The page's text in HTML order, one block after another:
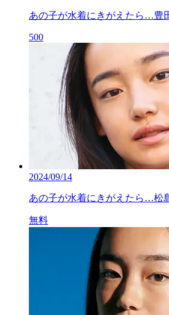
あの子が水着にきがえたら…豊
500
2024/09/14
あの子が水着にきがえたら…松
無料